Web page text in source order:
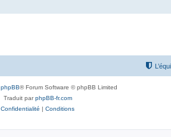
phpBB® Forum Software © phpBB Limited
Traduit parphpBB-fr.com
Confidentialité | Conditions